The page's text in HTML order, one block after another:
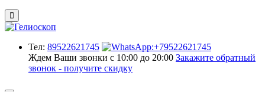
Тел: 89522621745
Ждем Ваши звонки с 10:00 до 20:00 Закажите обратный
звонок - получите скидку